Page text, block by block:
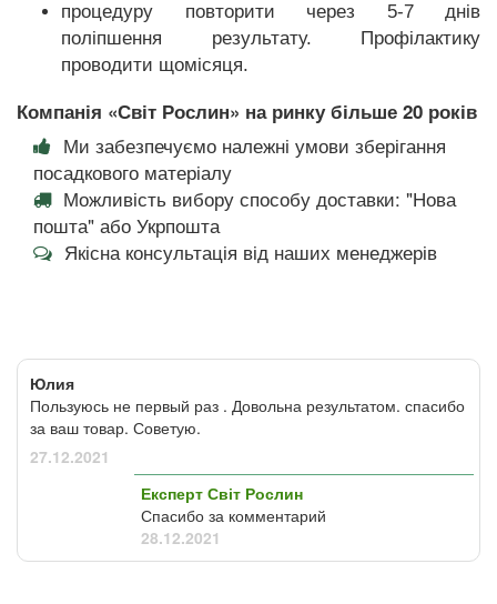
процедуру повторити через 5-7 днів
поліпшення результату. Профілактику
проводити щомісяця.
Компанія «Світ Рослин» на ринку більше 20 років
Ми забезпечуємо належні умови зберігання
посадкового матеріалу
Можливість вибору способу доставки: "Нова
пошта" або Укрпошта
Якісна консультація від наших менеджерів
Юлия
Пользуюсь не первый раз . Довольна результатом. спасибо
за ваш товар. Советую.
27.12.2021
Експерт Світ Рослин
Спасибо за комментарий
28.12.2021